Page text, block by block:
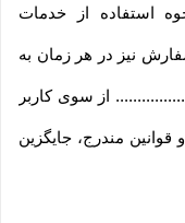
استفاده از خدمات
نیز در هر زمان به
از سوی کاربر
مندرج، جایگزین